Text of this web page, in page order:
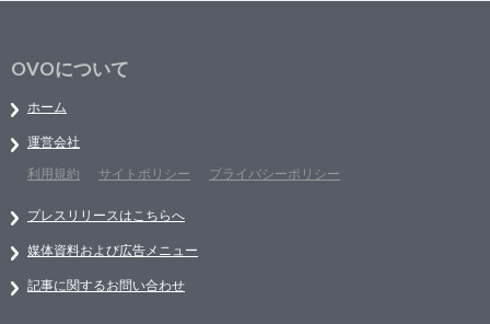
OVOについて
ホーム
運営会社
利用規約
サイトポリシー プライバシーポリシー
プレスリリースはこちらへ
媒体資料および広告メニュー
記事に関するお問い合わせ